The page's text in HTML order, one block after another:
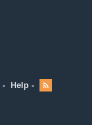
Help